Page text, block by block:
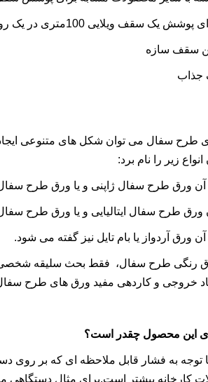
در یک روز) و تعمیر و نگهداری آسان در درازمدت
سقف سازه
طرح سفال می توان شکل های متنوعی ایجاد
زیر را نام برد:
ورق طرح سفال ژاپنی و یا ورق طرح
طرح سفال ایتالیایی و یا ورق طرح
آردواز یا بام تایل نیز گفته می شود.
رنگی طرح سفال، فقط بحث سلیقه
خروجی و کاردهی مفید ورق های طرح
این محصول چقدر است؟
به فشار قابل ملاحظه ای که بر روی